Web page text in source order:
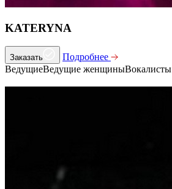
KATERYNA
Заказать
Подробнее
ВедущиеВедущие женщиныВокалисты